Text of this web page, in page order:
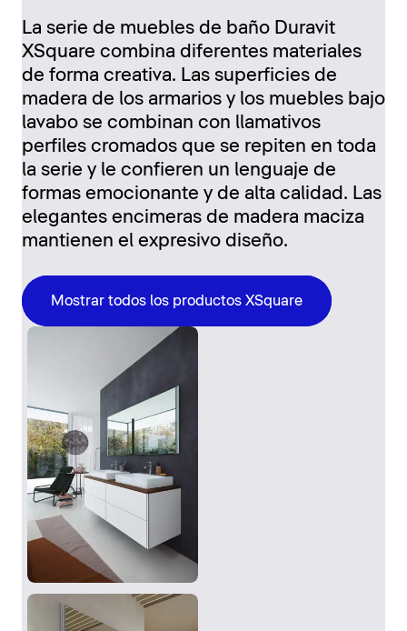
La serie de muebles de baño Duravit
XSquare combina diferentes materiales
de forma creativa. Las superficies de
madera de los armarios y los muebles bajo
lavabo se combinan con llamativos
perfiles cromados que se repiten en toda
la serie y le confieren un lenguaje de
formas emocionante y de alta calidad. Las
elegantes encimeras de madera maciza
mantienen el expresivo diseño.
Mostrar todos los productos XSquare